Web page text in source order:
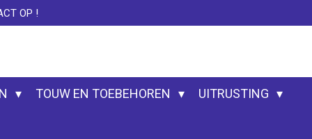
OP !
TOUW EN TOEBEHOREN UITRUSTING